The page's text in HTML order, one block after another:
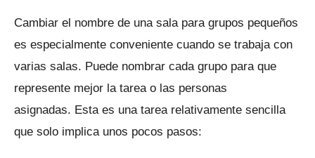
Cambiar el nombre de una sala para grupos pequeños
es especialmente conveniente cuando se trabaja con
varias salas. Puede nombrar cada grupo para que
represente mejor la tarea o las personas
asignadas. Esta es una tarea relativamente sencilla
que solo implica unos pocos pasos: